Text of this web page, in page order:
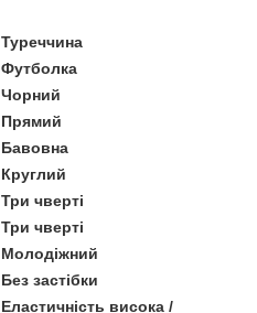
Туреччина
Футболка
Чорний
Прямий
Бавовна
Круглий
Три чверті
Три чверті
Молодіжний
Без застібки
Еластичність висока /